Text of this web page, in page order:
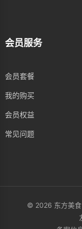
会员服务
会员套餐
我的购买
会员权益
常见问题
© 2026 东方美食